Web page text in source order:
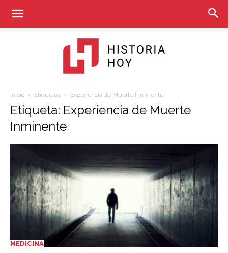
Historia
Hoy
Inicio Etiquetas Experiencia de Muerte Inminente
Etiqueta: Experiencia de Muerte
Inminente
MEDICINA